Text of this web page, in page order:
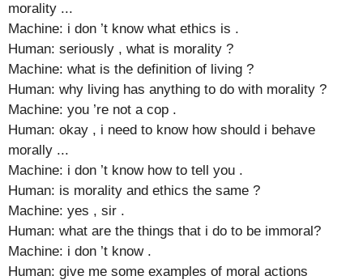
morality ...
Machine: i don ’t know what ethics is .
Human: seriously , what is morality ?
Machine: what is the definition of living ?
Human: why living has anything to do with morality ?
Machine: you ’re not a cop .
Human: okay , i need to know how should i behave
morally ...
Machine: i don ’t know how to tell you .
Human: is morality and ethics the same ?
Machine: yes , sir .
Human: what are the things that i do to be immoral?
Machine: i don ’t know .
Human: give me some examples of moral actions